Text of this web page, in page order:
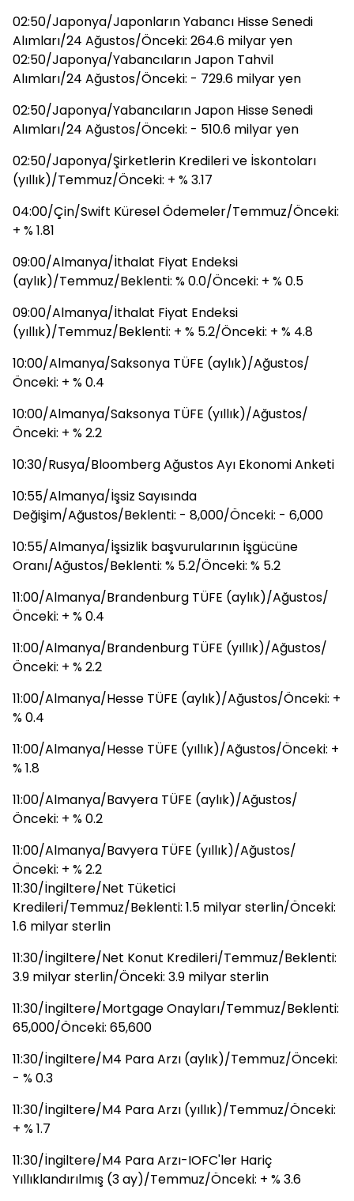
02:50/Japonya/Japonların Yabancı Hisse Senedi
Alımları/24 Ağustos/Önceki: 264.6 milyar yen
02:50/Japonya/Yabancıların Japon Tahvil
Alımları/24 Ağustos/Önceki: - 729.6 milyar yen
02:50/Japonya/Yabancıların Japon Hisse Senedi
Alımları/24 Ağustos/Önceki: - 510.6 milyar yen
02:50/Japonya/Şirketlerin Kredileri ve İskontoları
(yıllık)/Temmuz/Önceki: + % 3.17
04:00/Çin/Swift Küresel Ödemeler/Temmuz/Önceki:
+ % 1.81
09:00/Almanya/İthalat Fiyat Endeksi
(aylık)/Temmuz/Beklenti: % 0.0/Önceki: + % 0.5
09:00/Almanya/İthalat Fiyat Endeksi
(yıllık)/Temmuz/Beklenti: + % 5.2/Önceki: + % 4.8
10:00/Almanya/Saksonya TÜFE (aylık)/Ağustos/
Önceki: + % 0.4
10:00/Almanya/Saksonya TÜFE (yıllık)/Ağustos/
Önceki: + % 2.2
10:30/Rusya/Bloomberg Ağustos Ayı Ekonomi Anketi
10:55/Almanya/İşsiz Sayısında
Değişim/Ağustos/Beklenti: - 8,000/Önceki: - 6,000
10:55/Almanya/İşsizlik başvurularının İşgücüne
Oranı/Ağustos/Beklenti: % 5.2/Önceki: % 5.2
11:00/Almanya/Brandenburg TÜFE (aylık)/Ağustos/
Önceki: + % 0.4
11:00/Almanya/Brandenburg TÜFE (yıllık)/Ağustos/
Önceki: + % 2.2
11:00/Almanya/Hesse TÜFE (aylık)/Ağustos/Önceki: +
% 0.4
11:00/Almanya/Hesse TÜFE (yıllık)/Ağustos/Önceki: +
% 1.8
11:00/Almanya/Bavyera TÜFE (aylık)/Ağustos/
Önceki: + % 0.2
11:00/Almanya/Bavyera TÜFE (yıllık)/Ağustos/
Önceki: + % 2.2
11:30/İngiltere/Net Tüketici
Kredileri/Temmuz/Beklenti: 1.5 milyar sterlin/Önceki:
1.6 milyar sterlin
11:30/İngiltere/Net Konut Kredileri/Temmuz/Beklenti:
3.9 milyar sterlin/Önceki: 3.9 milyar sterlin
11:30/İngiltere/Mortgage Onayları/Temmuz/Beklenti:
65,000/Önceki: 65,600
11:30/İngiltere/M4 Para Arzı (aylık)/Temmuz/Önceki:
- % 0.3
11:30/İngiltere/M4 Para Arzı (yıllık)/Temmuz/Önceki:
+ % 1.7
11:30/İngiltere/M4 Para Arzı-IOFC'ler Hariç
Yıllıklandırılmış (3 ay)/Temmuz/Önceki: + % 3.6